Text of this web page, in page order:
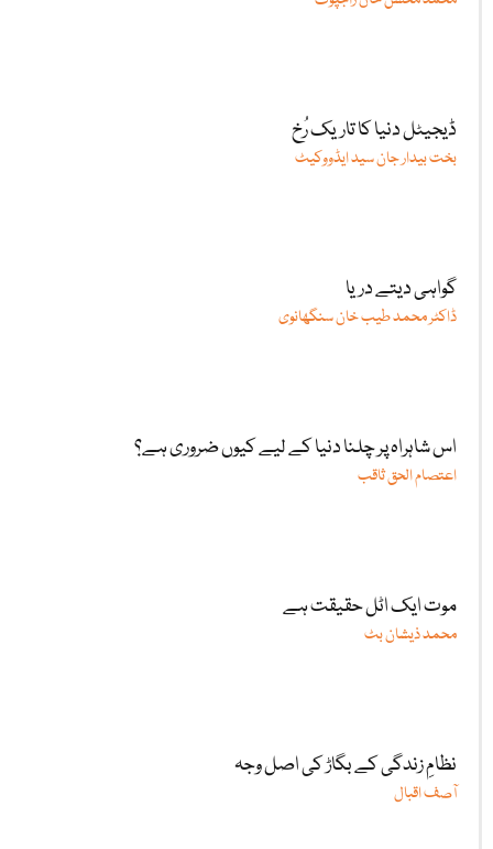
ڈیجیٹل دنیا کا تاریک رُخ
بخت بیدار جان سید ایڈووکیٹ
گواہی دیتے دریا
ڈاکٹر محمد طیب خان سنگھانوی
اس شاہراہ پر چلنا دنیا کے لیے کیوں ضروری ہے؟
اعتصام الحق ثاقب
موت ایک اٹل حقیقت ہے
محمد ذیشان بٹ
نظامِ زندگی کے بگاڑ کی اصل وجہ
آصف اقبال